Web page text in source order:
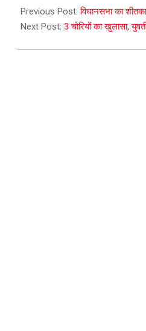
12-
18
Previous Post:विधानसभा का
Next Post: 3 चोरियों का खुलासा,